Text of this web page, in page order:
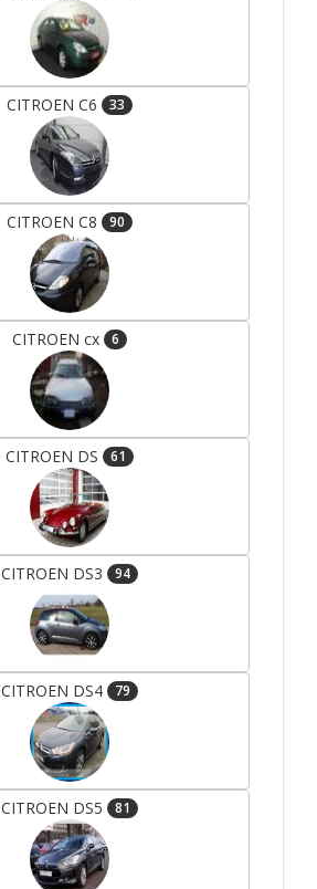
CITROEN C6 33
CITROEN C8 90
CITROEN cx 6
CITROEN DS 61
CITROEN DS3 94
CITROEN DS4 79
CITROEN DS5 81